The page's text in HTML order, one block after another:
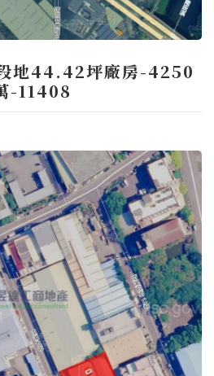
地44.42坪廠房-4250
-11408